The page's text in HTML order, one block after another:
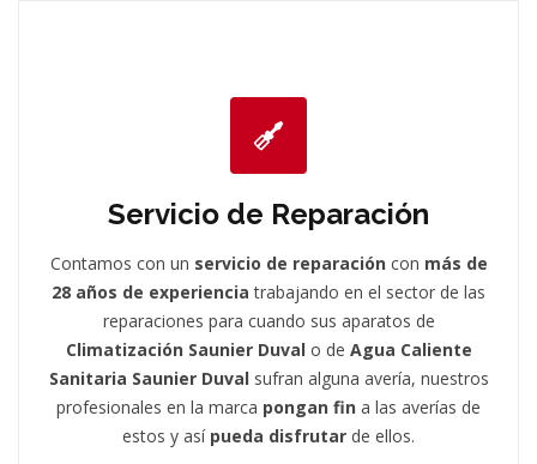
Servicio de Reparación
Contamos con un servicio de reparacióncon más de
28 años de experiencia trabajando en el sector de las
reparaciones para cuando sus aparatos de
Climatización Saunier Duvalo de Agua Caliente
Sanitaria Saunier Duvalsufran alguna avería, nuestros
profesionales en la marca pongan fin a las averías de
estos y así pueda disfrutar de ellos.